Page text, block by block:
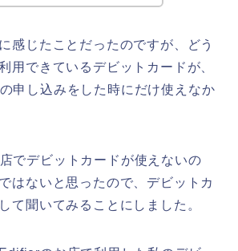
感じたことだったのですが、どう
用できているデビットカードが、
申し込みをした時にだけ使えなか
でデビットカードが使えないの
はないと思ったので、デビットカ
て聞いてみることにしました。